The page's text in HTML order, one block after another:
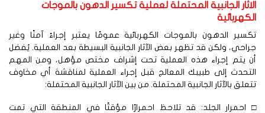
الجانبية المحتملة لعملية تكسير الدهون بالموجات
الدهون بالموجات الكهربائية عمومًا يعتبر إجراءً آمنًا وغير
ولكن قد تظهر بعض الآثار الجانبية البسيطة بعد العملية. يُفضل
يتم إجراء هذه العملية تحت إشراف مختص مؤهل، ومن المهم
إلى طبيبك المعالج قبل إجراء العملية لمناقشة أي مخاوف
بالآثار الجانبية المحتملة. من بين الآثار الجانبية المحتملة:
احمرار الجلد: قد تلاحظ احمرارًا مؤقتًا في المنطقة التي تمت